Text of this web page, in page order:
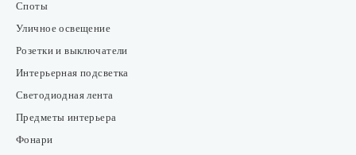
Споты
Уличное освещение
Розетки и выключатели
Интерьерная подсветка
Светодиодная лента
Предметы интерьера
Фонари